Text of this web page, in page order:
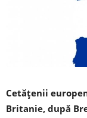
Cetăţenii
Britanie, după